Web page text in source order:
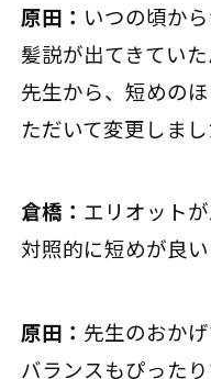
原田： いつの頃か
髪説が出てきてい
先生から、短めの
ただいて変更しまし
倉橋： エリオット
対照的に短めが良
原田： 先生のおか
バランスもぴったり